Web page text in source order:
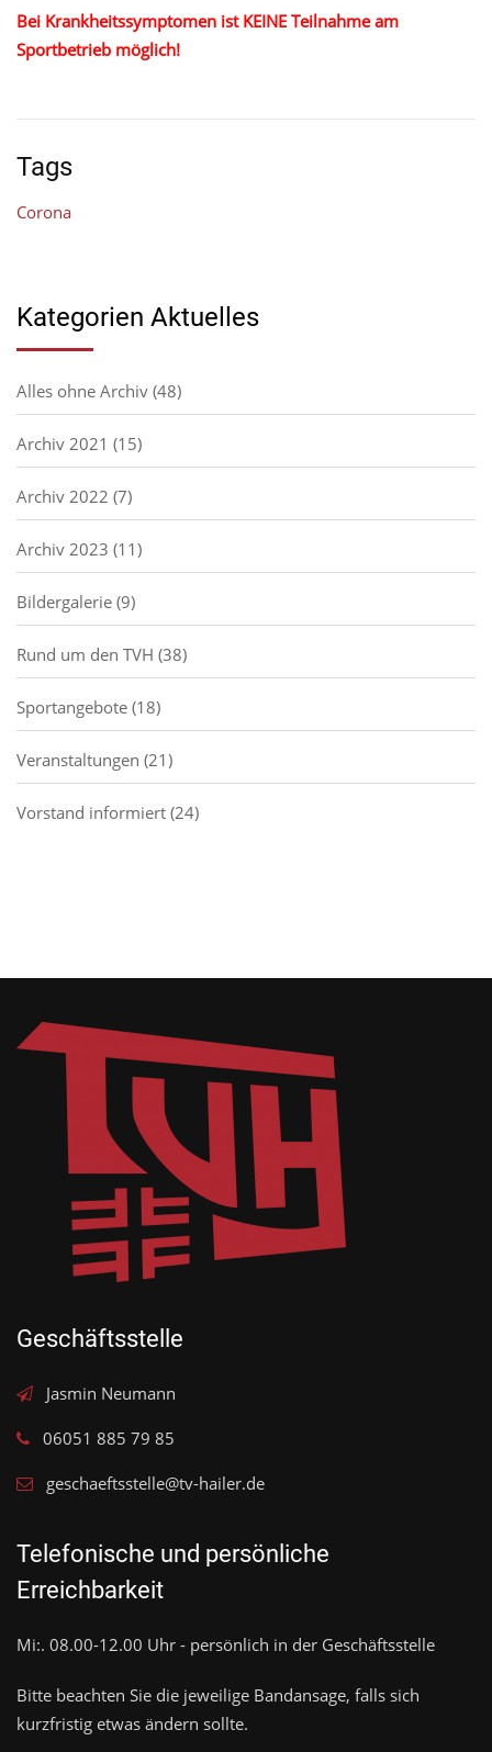
Bei Krankheitssymptomen ist KEINE Teilnahme am
Sportbetrieb möglich!
Tags
Corona
Kategorien Aktuelles
Alles ohne Archiv (48)
Archiv 2021 (15)
Archiv 2022 (7)
Archiv 2023 (11)
Bildergalerie (9)
Rund um den TVH (38)
Sportangebote (18)
Veranstaltungen (21)
Vorstand informiert (24)
Geschäftsstelle
Jasmin Neumann
06051 885 79 85
geschaeftsstelle@tv-hailer.de
Telefonische und persönliche
Erreichbarkeit
Mi:. 08.00-12.00 Uhr - persönlich in der Geschäftsstelle
Bitte beachten Sie die jeweilige Bandansage, falls sich
kurzfristig etwas ändern sollte.